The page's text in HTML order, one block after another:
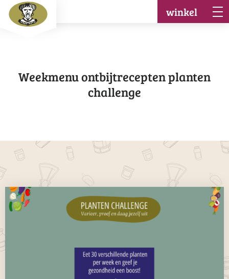
winkel
Weekmenu ontbijtrecepten planten
challenge